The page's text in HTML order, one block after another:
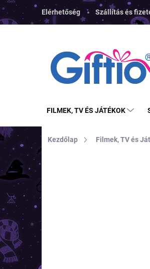
Ugrás
fő
Elérhetőség Szállítás és
FILMEK, TV ÉS JÁTÉKOK
Kezdőlap Filmek, TV és